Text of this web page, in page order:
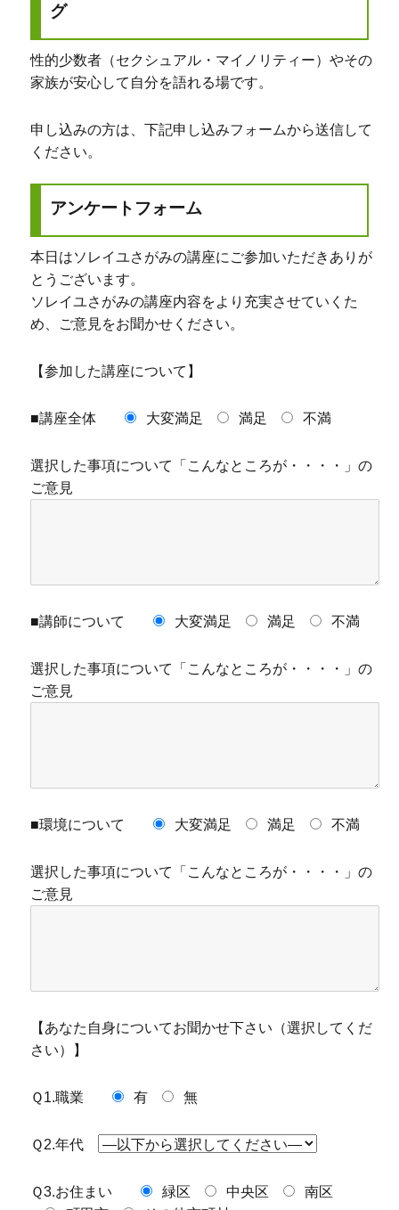
グ
性的少数者（セクシュアル・マイノリティー）やその
家族が安心して自分を語れる場です。
申し込みの方は、下記申し込みフォームから送信して
ください。
アンケートフォーム
本日はソレイユさがみの講座にご参加いただきありが
とうございます。
ソレイユさがみの講座内容をより充実させていくた
め、ご意見をお聞かせください。
【参加した講座について】
■講座全体 大変満足 満足 不満
選択した事項について「こんなところが・・・・」の
ご意見
■講師について 大変満足 満足 不満
選択した事項について「こんなところが・・・・」の
ご意見
■環境について 大変満足 満足 不満
選択した事項について「こんなところが・・・・」の
ご意見
【あなた自身についてお聞かせ下さい（選択してくだ
さい）】
Ｑ1.職業 有 無
Ｑ2.年代
Ｑ3.お住まい 緑区 中央区
南区